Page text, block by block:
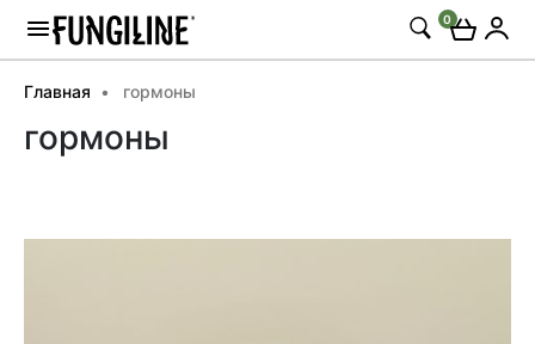
0
Главная гормоны
гормоны